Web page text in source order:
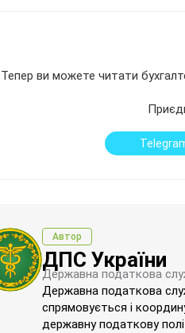
Тепер ви можете читати
Автор
ДПС України
Державна податкова
Державна податкова
спрямовується і
державну податкову